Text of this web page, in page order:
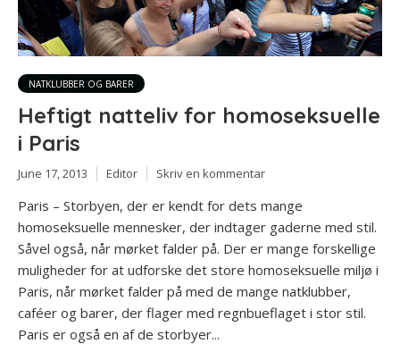
NATKLUBBER OG BARER
Heftigt natteliv for homoseksuelle
i Paris
June 17, 2013 Editor Skriv en kommentar
Paris – Storbyen, der er kendt for dets mange
homoseksuelle mennesker, der indtager gaderne med stil.
Såvel også, når mørket falder på. Der er mange forskellige
muligheder for at udforske det store homoseksuelle miljø i
Paris, når mørket falder på med de mange natklubber,
caféer og barer, der flager med regnbueflaget i stor stil.
Paris er også en af de storbyer...